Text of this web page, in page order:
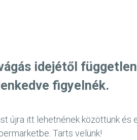
idejétől
figyelnék.
újra itt lehetnének közöttünk és
Tarts velünk!